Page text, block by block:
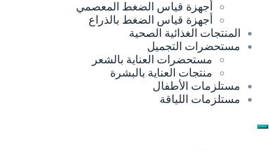
أجهزة قياس الضغط المعصمي
أجهزة قياس الضغط بالذراع
المنتجات الغذائية الصحية
مستحضرات التجميل
مستحضرات العناية بالشعر
منتجات العناية بالبشرة
مستلزمات الأطفال
مستلزمات اللياقة